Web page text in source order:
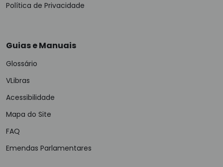
Política de Privacidade
Guias e Manuais
Glossário
VLibras
Acessibilidade
Mapa do Site
FAQ
Emendas Parlamentares